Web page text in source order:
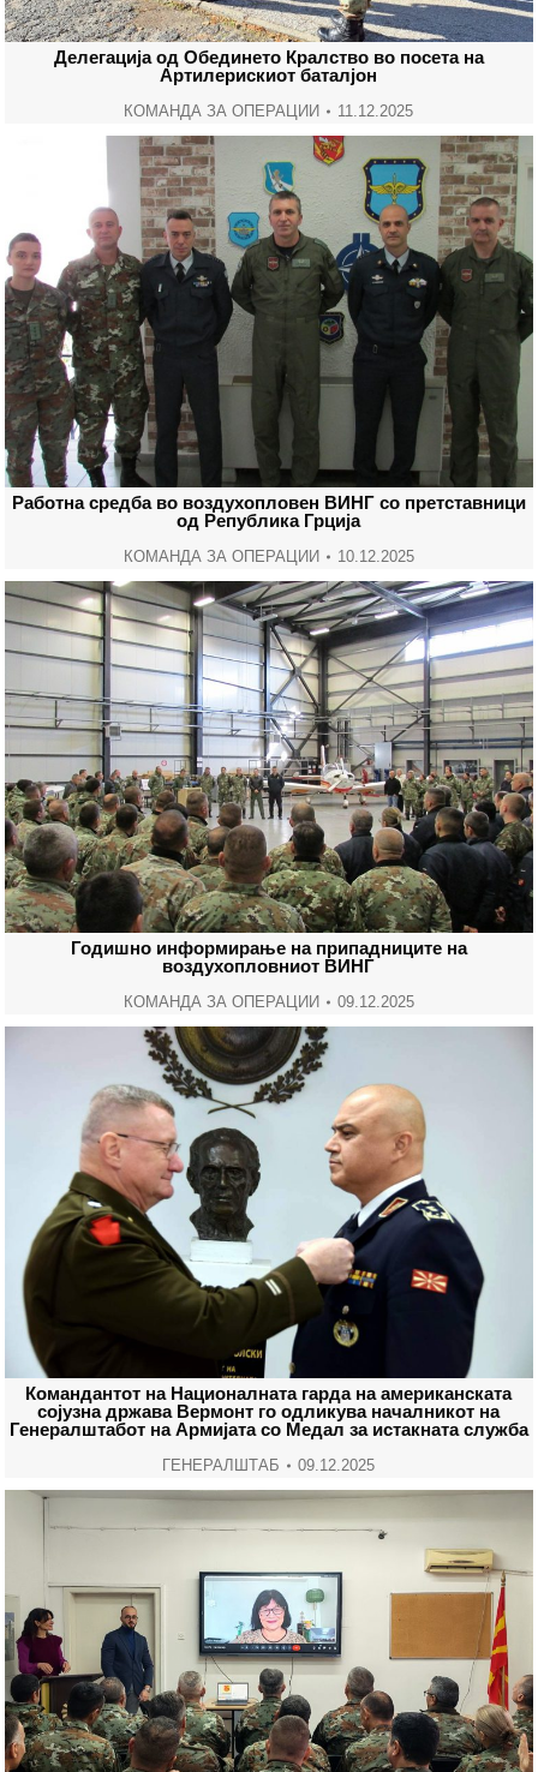
Делегација од Обединето Кралство во посета на
Артилерискиот баталјон
КОМАНДА ЗА ОПЕРАЦИИ 11.12.2025
Работна средба во воздухопловен ВИНГ со претставници
од Република Грција
КОМАНДА ЗА ОПЕРАЦИИ 10.12.2025
Годишно информирање на припадниците на
воздухопловниот ВИНГ
КОМАНДА ЗА ОПЕРАЦИИ 09.12.2025
Командантот на Националната гарда на американската
сојузна држава Вермонт го одликува началникот на
Генералштабот на Армијата со Медал за истакната служба
ГЕНЕРАЛШТАБ 09.12.2025